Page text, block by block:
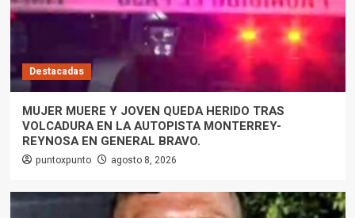
Destacadas
MUJER MUERE Y JOVEN QUEDA HERIDO TRAS
VOLCADURA EN LA AUTOPISTA MONTERREY-
REYNOSA EN GENERAL BRAVO.
puntoxpunto agosto 8, 2026